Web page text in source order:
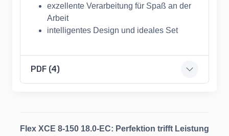
exzellente Verarbeitung für Spaß an der
Arbeit
intelligentes Design und ideales Set
PDF (4)
Flex XCE 8-150 18.0-EC: Perfektion trifft Leistung